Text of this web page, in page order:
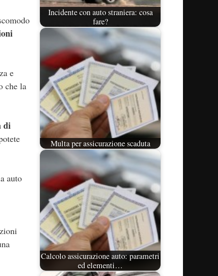
e
che la
di
auto
Incidente con auto straniera: cosa
fare?
Multa per assicurazione scaduta
Calcolo assicurazione auto: parametri
ed elementi…